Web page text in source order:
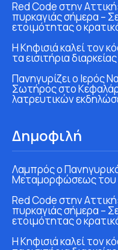
Red Code στην
πυρκαγιάς σήμερα –
ετοιμότητας ο
Η Κηφισιά καλεί τον
τα εισιτήρια
Πανηγυρίζει ο
Σωτήρος στο
λατρευτικών
Δημοφιλή
Λαμπρός ο
Μεταμορφώσεως του
Red Code στην
πυρκαγιάς σήμερα –
ετοιμότητας ο
Η Κηφισιά καλεί τον